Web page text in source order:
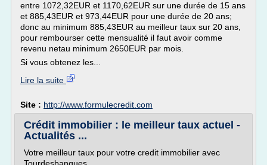
entre 1072,32EUR et 1170,62EUR sur une durée de 15 ans
et 885,43EUR et 973,44EUR pour une durée de 20 ans;
donc au minimum 885,43EUR au meilleur taux sur 20 ans,
pour rembourser cette mensualité il faut avoir comme
revenu netau minimum 2650EUR par mois.
Si vous obtenez les...
Lire la suite
Site : http://www.formulecredit.com
Crédit immobilier : le meilleur taux actuel -
Actualités ...
Votre meilleur taux pour votre credit immobilier avec